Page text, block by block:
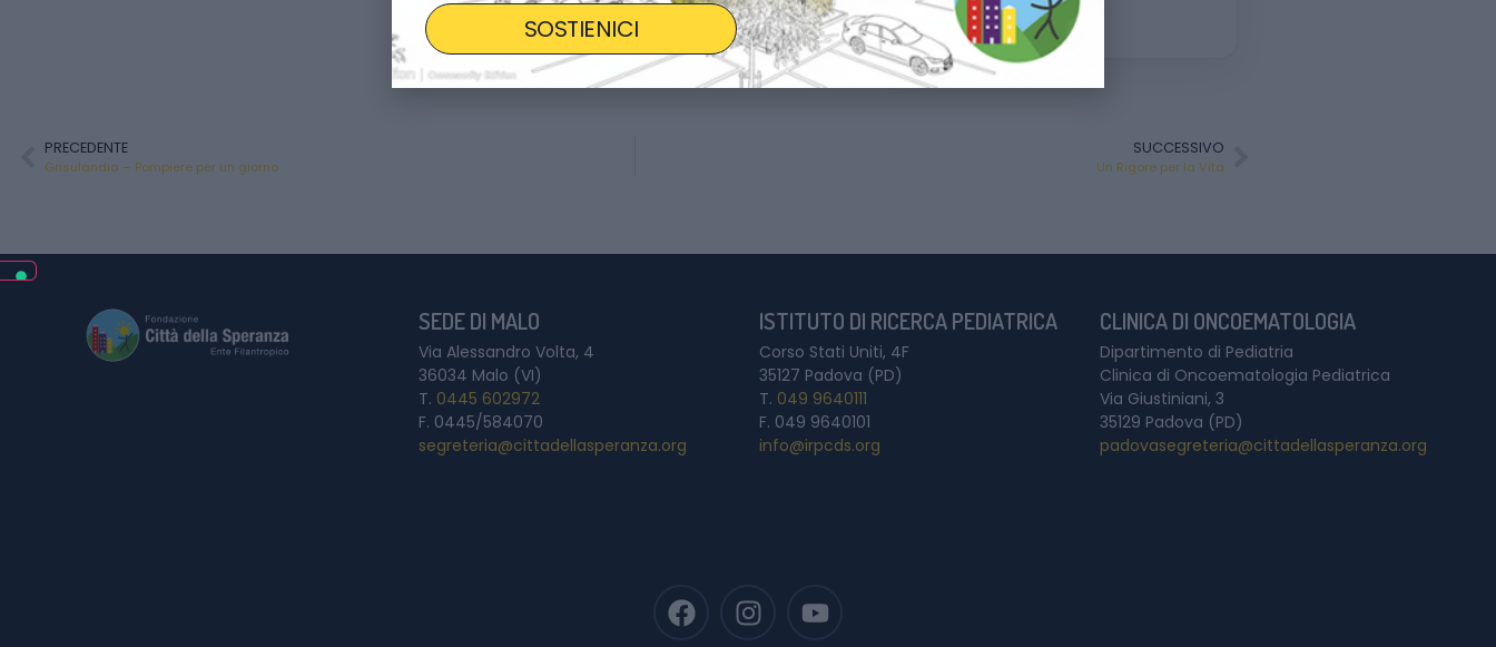
PRECEDENTE
Grisulandia – Pompiere per un giorno
SUCCESSIVO
Un Rigore per la Vita
SEDE DI MALO
Via Alessandro Volta, 4
36034 Malo (VI)
T. 0445 602972
F. 0445/584070
segreteria@cittadellasperanza.org
ISTITUTO DI RICERCA PEDIATRICA
Corso Stati Uniti, 4F
35127 Padova (PD)
T. 049 9640111
F. 049 9640101
info@irpcds.org
CLINICA DI ONCOEMATOLOGIA
Dipartimento di Pediatria
Clinica di Oncoematologia Pediatrica
Via Giustiniani, 3
35129 Padova (PD)
padovasegreteria@cittadellasperanza.org
SOSTIENICI